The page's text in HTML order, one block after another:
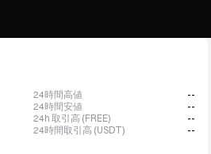
24時間高値
--
24時間安値
--
24h 取引高 (FREE)
--
24時間取引高 (USDT)
--